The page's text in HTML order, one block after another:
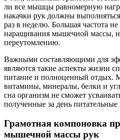
ли все мышцы равномерную
накачки рук должны
раз в неделю. Большая частота
наращивания мышечной массы,
переутомлению.
Важными составляющими для
являются такие аспекты жизни
питание и полноценный
витамины, минералы, белки и
сна организм не сможет
полученные за день питательные
Грамотная компоновка
мышечной массы рук